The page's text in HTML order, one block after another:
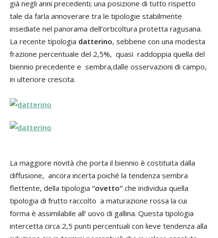
già negli anni precedenti; una posizione di tutto rispetto
tale da farla annoverare tra le tipologie stabilmente
insediate nel panorama dell’orticoltura protetta ragusana.
La recente tipologia datterino, sebbene con una modesta
frazione percentuale del 2,5%, quasi raddoppia quella del
biennio precedente e sembra,dalle osservazioni di campo,
in ulteriore crescita.
La maggiore novità che porta il biennio è costituita dalla
diffusione, ancora incerta poiché la tendenza sembra
flettente, della tipologia “ovetto” che individua quella
tipologia di frutto raccolto a maturazione rossa la cui
forma è assimilabile all’ uovo di gallina. Questa tipologia
intercetta circa 2,5 punti percentuali con lieve tendenza alla